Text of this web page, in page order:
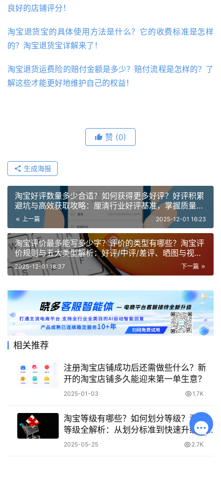
良好的店铺评分！
淘宝退货宝的具体使用方法是什么？它的收费标准是怎样
的？淘宝退货宝详解来了！
淘宝退货运费险的赔付金额是多少？赔付流程是怎样的？了
解这些才能更好地维护自己的权益！
赞 (0)
生成海报
淘宝好评数量多少合适？如何获得更多好评？好评积累
避坑与高效获取攻略：厘清行业好评基准，掌握质量把
控与自然引导核心技巧
上一篇 2025-12-01 16:23
淘宝评价最多能写多少字？评价的类型有哪些？淘宝评
价规则与五大类型解析：好评/中评/差评、晒图与视频
评价全知道
下一篇
2025-12-01 18:37
相关推荐
注册淘宝店铺成功后还需做些什么？新
开的淘宝店铺多久能迎来第一单生意？
2025-01-03 1.7K
淘宝等级有哪些？如何划分等级？淘宝
等级全解析：从划分标准到快速升级攻
略
2025-05-25 2.7K